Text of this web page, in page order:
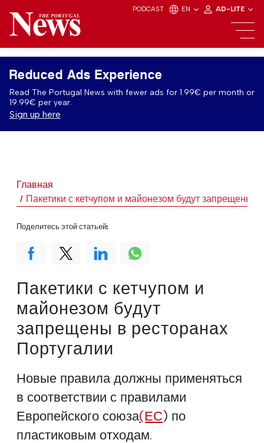
PODCAST EN AD-LITE
Reduced Ads Experience
Read The Portugal News with fewer ads for 1.99€ per month or
19.99€ per year.
Sign up here
Главная
Пакетики с кетчупом и майонезом будут запрещены в
Пакетики с кетчупом и
майонезом будут
запрещены в ресторанах
Португалии
Новые правила должны применяться
в соответствии с правилами
Европейского союза(ЕС) по
пластиковым отходам.
Поделитесь этой статьей: